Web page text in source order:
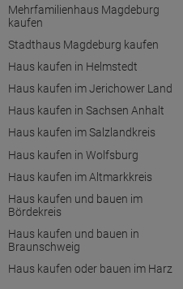
Mehrfamilienhaus Magdeburg
kaufen
Stadthaus Magdeburg kaufen
Haus kaufen in Helmstedt
Haus kaufen im Jerichower Land
Haus kaufen in Sachsen Anhalt
Haus kaufen im Salzlandkreis
Haus kaufen in Wolfsburg
Haus kaufen im Altmarkkreis
Haus kaufen und bauen im
Bördekreis
Haus kaufen und bauen in
Braunschweig
Haus kaufen oder bauen im Harz